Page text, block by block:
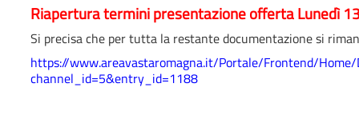
Riapertura termini presentazione offerta Lunedì
Si precisa che per tutta la restante documentazione si
https://www.areavastaromagna.it/Portale/Frontend/Home/
channel_id=5&entry_id=1188